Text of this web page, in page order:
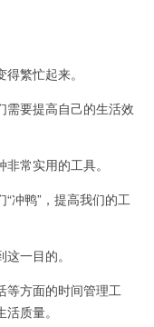
繁忙起来。
要提高自己的生活效
常实用的工具。
鸭”，提高我们的工
一目的。
方面的时间管理工
质量。